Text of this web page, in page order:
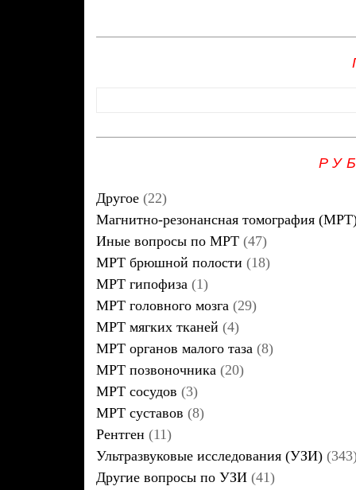
Другое (22)
Магнитно-резонансная томография
Иные вопросы по МРТ (47)
МРТ брюшной полости (18)
МРТ гипофиза (1)
МРТ головного мозга (29)
МРТ мягких тканей (4)
МРТ органов малого таза (8)
МРТ позвоночника (20)
МРТ сосудов (3)
МРТ суставов (8)
Рентген (11)
Ультразвуковые исследования (УЗИ)
Другие вопросы по УЗИ (41)